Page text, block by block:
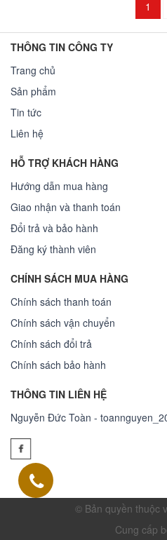
1
THÔNG TIN CÔNG TY
Trang chủ
Sản phẩm
Tin tức
Liên hệ
HỖ TRỢ KHÁCH HÀNG
Hướng dẫn mua hàng
Giao nhận và thanh toán
Đổi trả và bảo hành
Đăng ký thành viên
CHÍNH SÁCH MUA HÀNG
Chính sách thanh toán
Chính sách vận chuyển
Chính sách đổi trả
Chính sách bảo hành
THÔNG TIN LIÊN HỆ
Nguyễn Đức Toàn -
© Bản quyền thuộc
Cung cấp